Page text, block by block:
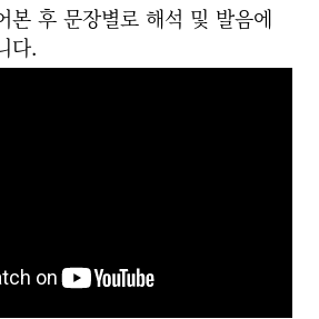
본 후 문장별로 해석 및 발음에
다.